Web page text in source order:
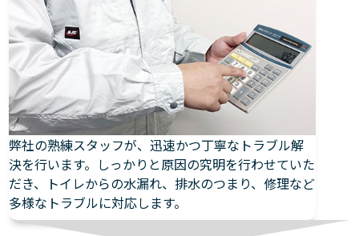
弊社の熟練スタッフが、迅速かつ丁寧なトラブル解
決を行います。しっかりと原因の究明を行わせていた
だき、トイレからの水漏れ、排水のつまり、修理など
多様なトラブルに対応します。